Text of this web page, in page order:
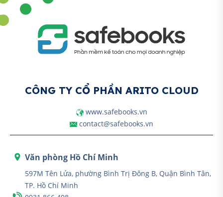
CÔNG TY CỔ PHẦN ARITO CLOUD
www.safebooks.vn
contact@safebooks.vn
Văn phòng Hồ Chí Minh
597M Tên Lửa, phường Bình Trị Đông B, Quận Bình Tân,
TP. Hồ Chí Minh